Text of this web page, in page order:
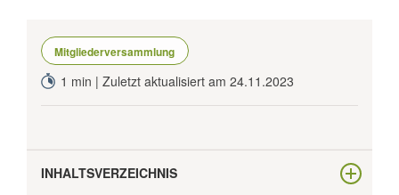
Mitgliederversammlung
1 min | Zuletzt aktualisiert am 24.11.2023
INHALTSVERZEICHNIS